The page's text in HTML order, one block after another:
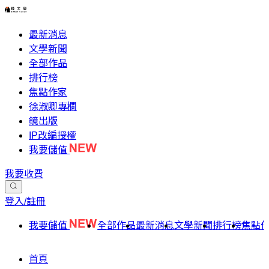
最新消息
文學新聞
全部作品
排行榜
焦點作家
徐淑卿專欄
鏡出版
IP改編授權
我要儲值
我要收費
登入/註冊
我要儲值 全部作品最新消息文學新聞排行榜焦點
首頁